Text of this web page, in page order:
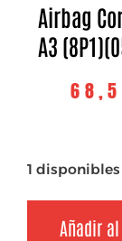
Airbag
A3
1 disponibles
Añadir